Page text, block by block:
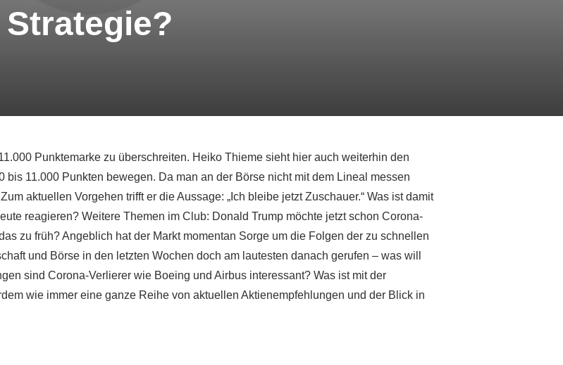
Strategie?
Punktemarke zu überschreiten. Heiko Thieme sieht hier auch weiterhin den
bis 11.000 Punkten bewegen. Da man an der Börse nicht mit dem Lineal messen
aktuellen Vorgehen trifft er die Aussage: „Ich bleibe jetzt Zuschauer.“ Was ist damit
reagieren? Weitere Themen im Club: Donald Trump möchte jetzt schon Corona-
zu früh? Angeblich hat der Markt momentan Sorge um die Folgen der zu schnellen
und Börse in den letzten Wochen doch am lautesten danach gerufen – was will
sind Corona-Verlierer wie Boeing und Airbus interessant? Was ist mit der
wie immer eine ganze Reihe von aktuellen Aktienempfehlungen und der Blick in